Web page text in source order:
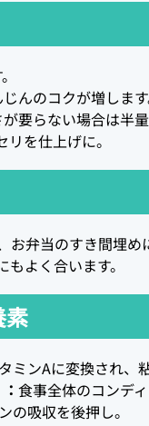
んのコクが増します
要らない場合は半量
を仕上げに。
弁当のすき間埋め
よく合います。
素
ミンAに変換され、
食事全体のコンデ
の吸収を後押し。